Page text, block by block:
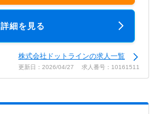
詳細を見る
株式会社ドットラインの求人一覧
更新日：2026/04/27 求人番号：10161511